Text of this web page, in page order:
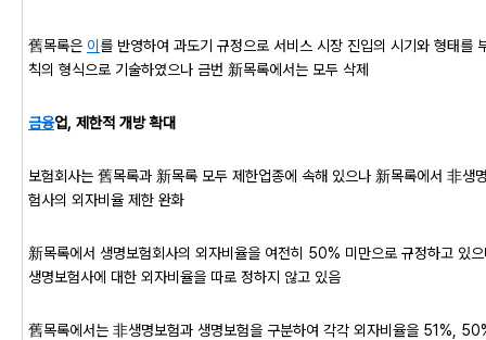
舊목록은 이 를 반영하여 과도기 규정으로 서비스 시장 진입의 시기와 형태를
칙의 형식으로 기술하였으나 금번 新목록에서는 모두 삭제
금융업, 제한적 개방 확대
보험회사는 舊목록과 新목록 모두 제한업종에 속해 있으나 新목록에서 非생
험사의 외자비율 제한 완화
新목록에서 생명보험회사의 외자비율을 여전히 50% 미만으로 규정하고 있
생명보험사에 대한 외자비율을 따로 정하지 않고 있음
舊목록에서는 非생명보험과 생명보험을 구분하여 각각 외자비율을 51%,